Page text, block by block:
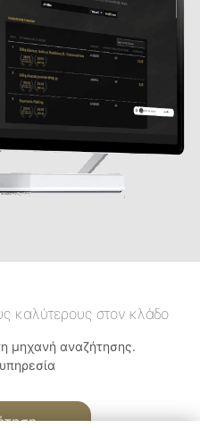
καλύτερους στον κλάδο
μηχανή αναζήτησης.